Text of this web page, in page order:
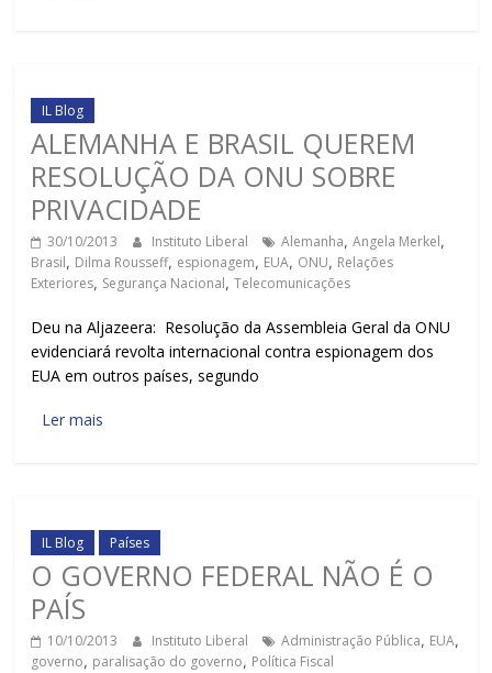
IL Blog
ALEMANHA E BRASIL QUEREM
RESOLUÇÃO DA ONU SOBRE
PRIVACIDADE
30/10/2013 Instituto Liberal Alemanha,Angela Merkel,
Brasil, Dilma Rousseff, espionagem, EUA, ONU, Relações
Exteriores, Segurança Nacional,Telecomunicações
Deu na Aljazeera: Resolução da Assembleia Geral da ONU
evidenciará revolta internacional contra espionagem dos
EUA em outros países, segundo
Ler mais
IL Blog Países
O GOVERNO FEDERAL NÃO É O
PAÍS
10/10/2013 Instituto Liberal Administração Pública, EUA,
governo, paralisação do governo, Política Fiscal